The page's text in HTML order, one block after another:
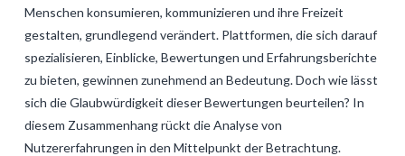
SEARCH
Menschen konsumieren, kommunizieren und ihre Freizeit
gestalten, grundlegend verändert. Plattformen, die sich darauf
spezialisieren, Einblicke, Bewertungen und Erfahrungsberichte
zu bieten, gewinnen zunehmend an Bedeutung. Doch wie lässt
sich die Glaubwürdigkeit dieser Bewertungen beurteilen? In
diesem Zusammenhang rückt die Analyse von
Nutzererfahrungen in den Mittelpunkt der Betrachtung.